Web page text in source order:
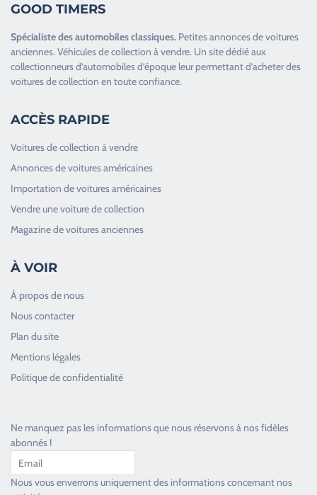
GOOD TIMERS
Spécialiste desautomobiles classiques. Petites annonces devoitures
anciennes.Véhicules de collection à vendre. Un site dédié aux
collectionneurs d’automobiles d’époque leur permettant d’acheter des
voitures de collection en toute confiance.
ACCÈS RAPIDE
Voitures de collection à vendre
Annonces de voitures américaines
Importation de voitures américaines
Vendre une voiture de collection
Magazine de voitures anciennes
À VOIR
À propos de nous
Nous contacter
Plan du site
Mentions légales
Politique de confidentialité
Ne manquez pas les informations que nous réservons à nos fidèles
abonnés !
Nous vous enverrons uniquement des informations concernant nos
Toujours heureux d'aider les passionnés